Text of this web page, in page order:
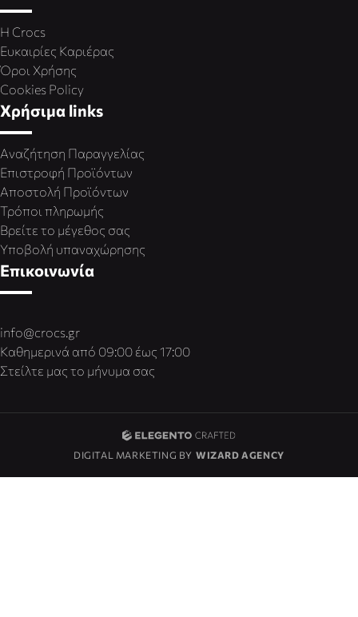
Η Crocs
Ευκαιρίες Καριέρας
Όροι Χρήσης
Cookies Policy
Χρήσιμα links
Αναζήτηση Παραγγελίας
Επιστροφή Προϊόντων
Αποστολή Προϊόντων
Τρόποι πληρωμής
Βρείτε το μέγεθος σας
Υποβολή υπαναχώρησης
Επικοινωνία
info@crocs.gr
Καθημερινά από 09:00 έως 17:00
Στείλτε μας το μήνυμα σας
DIGITAL MARKETING BY WIZARD AGENCY